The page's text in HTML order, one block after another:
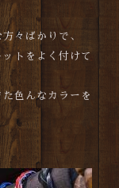
々ばかりで、
トをよく付けて
色んなカラーを